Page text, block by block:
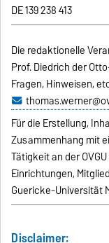
DE 139 238 413
Die redaktionelle
Prof. Diedrich der
Fragen, Hinweisen,
Für die Erstellung,
Zusammenhang mit
Tätigkeit an der
Einrichtungen,
Guericke-Universität
Disclaimer: